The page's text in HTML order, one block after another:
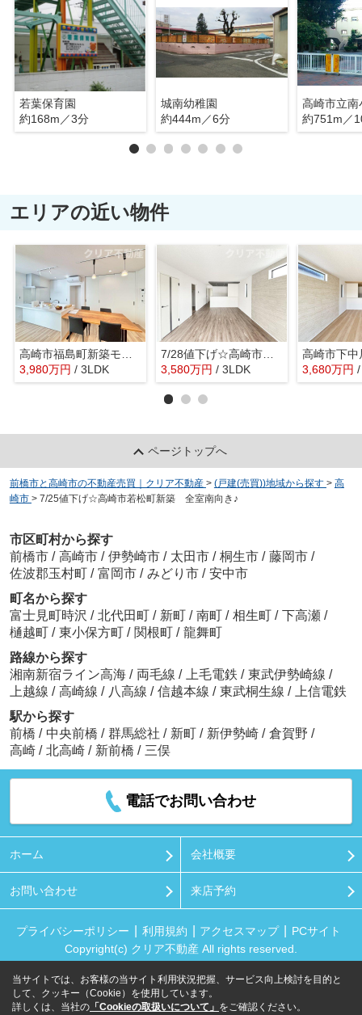
若葉保育園
約168m／3分
城南幼稚園
約444m／6分
高崎市立南
約751m／
エリアの近い物件
高崎市福島町新築モデルハウス エアコン4台、駐車3台！
3,980万円 / 3LDK
7/28値下げ☆高崎市下中居町2期3号棟 新築・平屋♪
3,580万円 / 3LDK 3,680万円
ページトップへ
前橋市と高崎市の不動産売買｜クリア不動産 > (戸建(売買))地域から探す > 高
崎市 > 7/25値下げ☆高崎市若松町新築 全室南向き♪
市区町村から探す
前橋市 / 高崎市 / 伊勢崎市 / 太田市 / 桐生市 / 藤岡市 /
佐波郡玉村町 / 富岡市 / みどり市 / 安中市
町名から探す
富士見町時沢 / 北代田町 / 新町 / 南町 / 相生町 / 下高瀬 /
樋越町 / 東小保方町 / 関根町 / 龍舞町
路線から探す
湘南新宿ライン高海 / 両毛線 / 上毛電鉄 / 東武伊勢崎線 /
上越線 / 高崎線 / 八高線 / 信越本線 / 東武桐生線 /
上信電鉄
駅から探す
前橋 / 中央前橋 / 群馬総社 / 新町 / 新伊勢崎 / 倉賀野 /
高崎 / 北高崎 / 新前橋 / 三俣
電話でお問い合わせ
ホーム 会社概要
お問い合わせ 来店予約
プライバシーポリシー 利用規約 アクセスマップ
PCサイト
Copyright(c) クリア不動産 All rights reserved.
当サイトでは、お客様の当サイト利用状況把握、サービス向上検討を目的と
して、クッキー（Cookie）を使用しています。
詳しくは、当社の 「Cookieの取扱いについて」 をご確認ください。